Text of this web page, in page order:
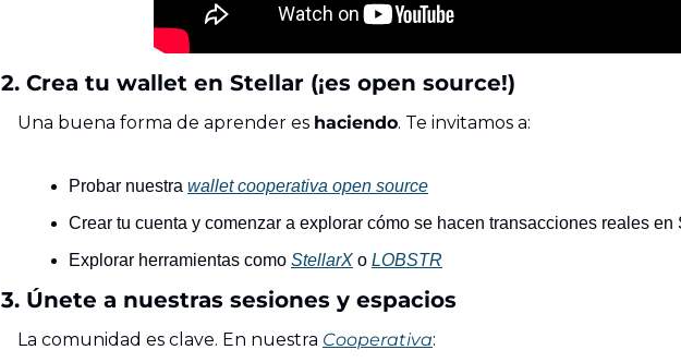
2. Crea tu wallet en Stellar (¡es open source!)
Una buena forma de aprender es haciendo. Te invitamos a:
Probar nuestra wallet cooperativa open source
Crear tu cuenta y comenzar a explorar cómo se hacen transacciones reales en
Explorar herramientas como StellarX o LOBSTR
3. Únete a nuestras sesiones y espacios
La comunidad es clave. En nuestra Cooperativa: